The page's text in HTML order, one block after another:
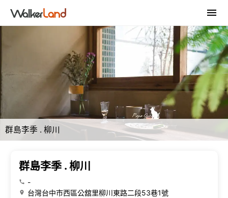
群島李季 . 柳川
群島李季 . 柳川
-
台灣台中市西區公舘里柳川東路二段53巷1號